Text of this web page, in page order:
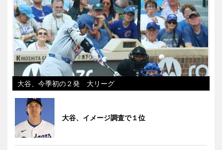
大谷、今季初の２発 大リーグ
大谷、イメージ調査で１位